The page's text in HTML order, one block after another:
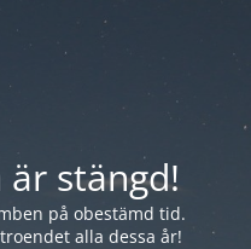
stängd!
på obestämd tid.
alla dessa år!